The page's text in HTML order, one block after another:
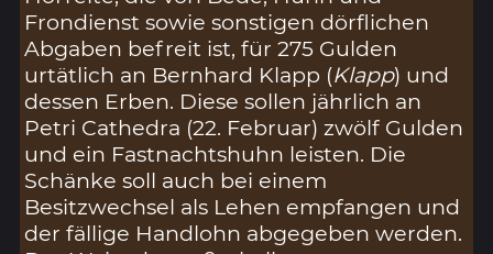
Frondienst sowie sonstigen dörflichen
Abgaben befreit ist, für 275 Gulden
urtätlich an Bernhard Klapp (Klapp) und
dessen Erben. Diese sollen jährlich an
Petri Cathedra (22. Februar) zwölf Gulden
und ein Fastnachtshuhn leisten. Die
Schänke soll auch bei einem
Besitzwechsel als Lehen empfangen und
der fällige Handlohn abgegeben werden.